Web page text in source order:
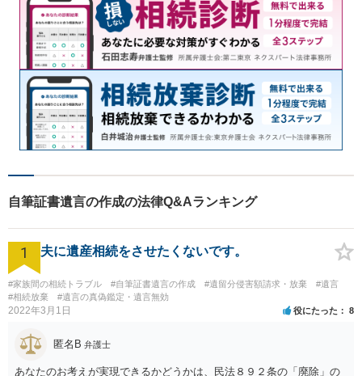
自筆証書遺言の作成の法律Q&Aランキング
1 夫に遺産相続をさせたくないです。
#家族間の相続トラブル #自筆証書遺言の作成 #遺留分侵害額請求・放棄
#遺言
#相続放棄
#遺言の真偽鑑定・遺言無効
2022年3月1日 役にたった 8
匿名B 弁護士
あなたのお考えが実現できるかどうかは、民法８９２条の「廃除」の